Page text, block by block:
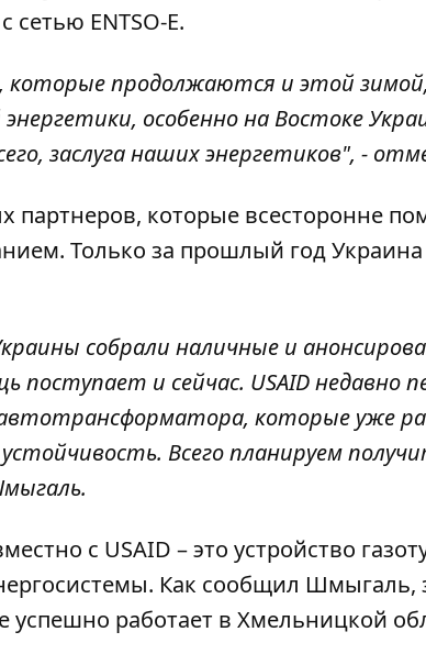
ENTSO-E.
продолжаются и этой
особенно на Востоке
заслуга наших энергетиков", -
которые всесторонне
Только за прошлый год
собрали наличные и
поступает и сейчас. USAID недавно
автотрансформатора, которые уже
Всего планируем
с USAID – это устройство
Как сообщил Шмыгаль,
успешно работает в Хмельницкой